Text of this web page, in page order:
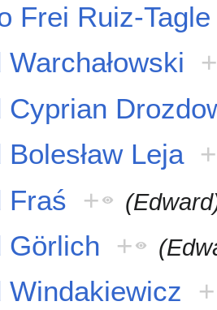
Frei Ruiz-Tagle
+
Cyprian
Leja +
Fraś +
Görlich +
Windakiewicz +